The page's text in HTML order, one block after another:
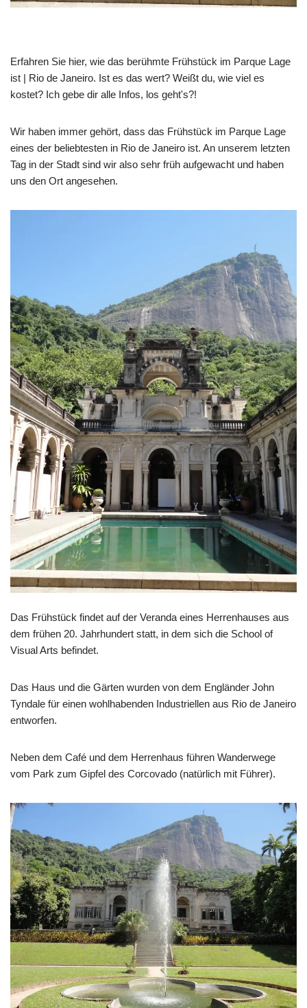
Erfahren Sie hier, wie das berühmte Frühstück im Parque Lage
ist | Rio de Janeiro. Ist es das wert? Weißt du, wie viel es
kostet? Ich gebe dir alle Infos, los geht's?!
Wir haben immer gehört, dass das Frühstück im Parque Lage
eines der beliebtesten in Rio de Janeiro ist. An unserem letzten
Tag in der Stadt sind wir also sehr früh aufgewacht und haben
uns den Ort angesehen.
Das Frühstück findet auf der Veranda eines Herrenhauses aus
dem frühen 20. Jahrhundert statt, in dem sich die School of
Visual Arts befindet.
Das Haus und die Gärten wurden von dem Engländer John
Tyndale für einen wohlhabenden Industriellen aus Rio de Janeiro
entworfen.
Neben dem Café und dem Herrenhaus führen Wanderwege
vom Park zum Gipfel des Corcovado (natürlich mit Führer).